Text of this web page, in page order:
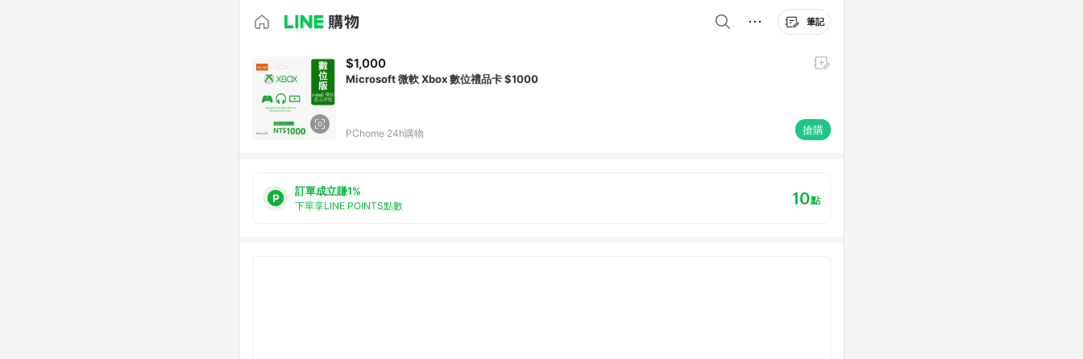
筆記
$1,000
Microsoft 微軟 Xbox 數位禮品卡 $1000
PChome 24h購物 搶購
訂單成立賺1%
下單享LINE POINTS點數 10點